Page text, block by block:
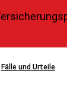
Fälle und Urteile